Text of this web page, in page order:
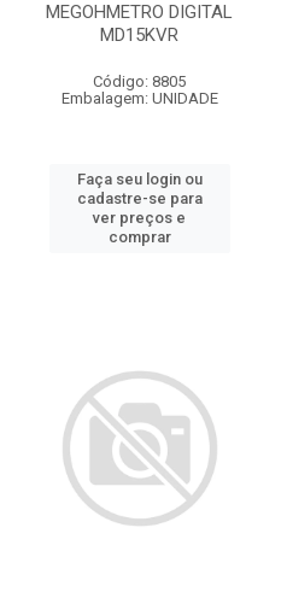
MEGOHMETRO DIGITAL
MD15KVR
Código: 8805
Embalagem: UNIDADE
Faça seu login ou
cadastre-se para
ver preços e
comprar